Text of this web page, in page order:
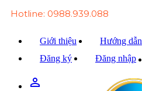
Hotline: 0988.939.088
Giới thiệu Hướng dẫn
Đăng ký
Đăng nhập
person_outline
Trang chủ